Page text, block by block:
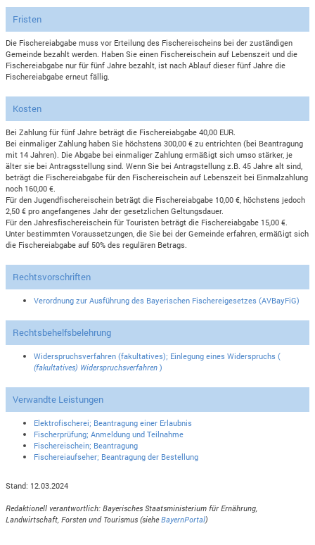
Fristen
Die Fischereiabgabe muss vor Erteilung des Fischereischeins bei der zuständigen
Gemeinde bezahlt werden. Haben Sie einen Fischereischein auf Lebenszeit und die
Fischereiabgabe nur für fünf Jahre bezahlt, ist nach Ablauf dieser fünf Jahre die
Fischereiabgabe erneut fällig.
Kosten
Bei Zahlung für fünf Jahre beträgt die Fischereiabgabe 40,00 EUR.
Bei einmaliger Zahlung haben Sie höchstens 300,00 € zu entrichten (bei Beantragung
mit 14 Jahren). Die Abgabe bei einmaliger Zahlung ermäßigt sich umso stärker, je
älter sie bei Antragsstellung sind. Wenn Sie bei Antragstellung z.B. 45 Jahre alt sind,
beträgt die Fischereiabgabe für den Fischereischein auf Lebenszeit bei Einmalzahlung
noch 160,00 €.
Für den Jugendfischereischein beträgt die Fischereiabgabe 10,00 €, höchstens jedoch
2,50 € pro angefangenes Jahr der gesetzlichen Geltungsdauer.
Für den Jahresfischereischein für Touristen beträgt die Fischereiabgabe 15,00 €.
Unter bestimmten Voraussetzungen, die Sie bei der Gemeinde erfahren, ermäßigt sich
die Fischereiabgabe auf 50% des regulären Betrags.
Rechtsvorschriften
Verordnung zur Ausführung des Bayerischen Fischereigesetzes (AVBayFiG)
Rechtsbehelfsbelehrung
Widerspruchsverfahren (fakultatives); Einlegung eines Widerspruchs (
(fakultatives) Widerspruchsverfahren )
Verwandte Leistungen
Elektrofischerei; Beantragung einer Erlaubnis
Fischerprüfung; Anmeldung und Teilnahme
Fischereischein; Beantragung
Fischereiaufseher; Beantragung der Bestellung
Stand: 12.03.2024
Redaktionell verantwortlich: Bayerisches Staatsministerium für Ernährung,
Landwirtschaft, Forsten und Tourismus (sieheBayernPortal)